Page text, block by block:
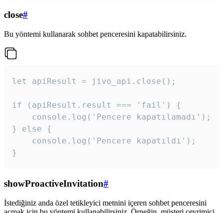
close#
Bu yöntemi kullanarak sohbet penceresini kapatabilirsiniz.
let apiResult = jivo_api.close();
if (apiResult.result === 'fail') {
    console.log('Pencere kapatılamadı');
} else {
    console.log('Pencere kapatıldı');
}
showProactiveInvitation#
İstediğiniz anda özel tetikleyici metnini içeren sohbet penceresini